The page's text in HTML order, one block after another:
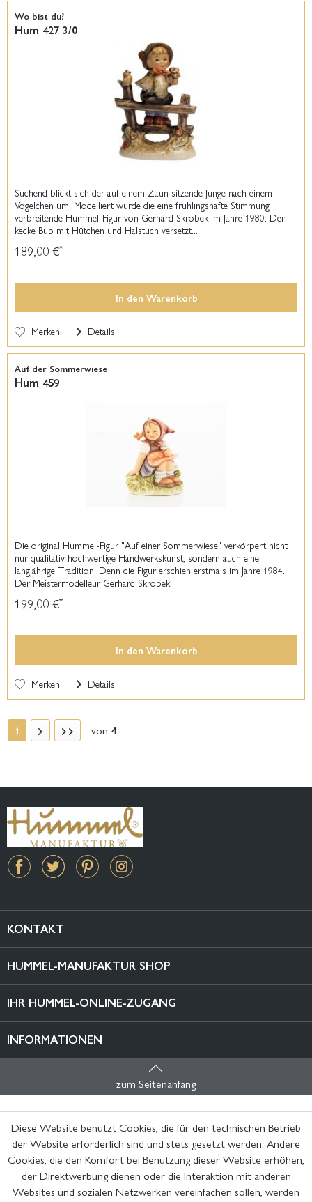
Wo bist du?
Hum 427 3/0
Suchend blickt sich der auf einem Zaun sitzende Junge nach einem
Vögelchen um. Modelliert wurde die eine frühlingshafte Stimmung
verbreitende Hummel-Figur von Gerhard Skrobek im Jahre 1980. Der
kecke Bub mit Hütchen und Halstuch versetzt...
189,00 €*
In den Warenkorb
Merken Details
Auf der Sommerwiese
Hum 459
Die original Hummel-Figur "Auf einer Sommerwiese" verkörpert nicht
nur qualitativ hochwertige Handwerkskunst, sondern auch eine
langjährige Tradition. Denn die Figur erschien erstmals im Jahre 1984.
Der Meistermodelleur Gerhard Skrobek...
199,00 €*
In den Warenkorb
Merken Details
1 von 4
KONTAKT
HUMMEL-MANUFAKTUR SHOP
IHR HUMMEL-ONLINE-ZUGANG
INFORMATIONEN
zum Seitenanfang
Diese Website benutzt Cookies, die für den technischen Betrieb
der Website erforderlich sind und stets gesetzt werden. Andere
Cookies, die den Komfort bei Benutzung dieser Website erhöhen,
der Direktwerbung dienen oder die Interaktion mit anderen
Websites und sozialen Netzwerken vereinfachen sollen, werden